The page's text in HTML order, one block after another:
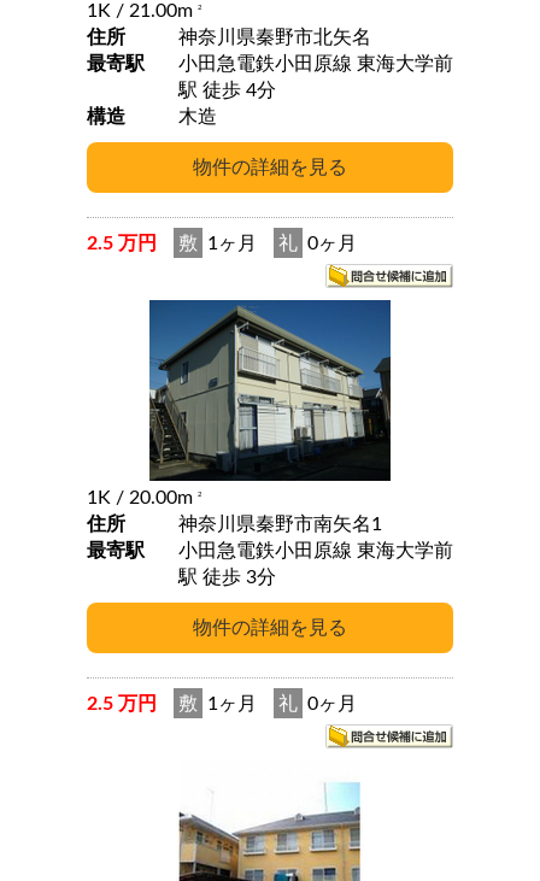
1K / 21.00m 2
住所
神奈川県秦野市北矢名
最寄駅
小田急電鉄小田原線 東海大学前
駅 徒歩 4分
構造
木造
2.5 万円 敷 1ヶ月 礼 0ヶ月
1K / 20.00m 2
住所
神奈川県秦野市南矢名1
最寄駅
小田急電鉄小田原線 東海大学前
駅 徒歩 3分
2.5 万円 敷 1ヶ月 礼 0ヶ月